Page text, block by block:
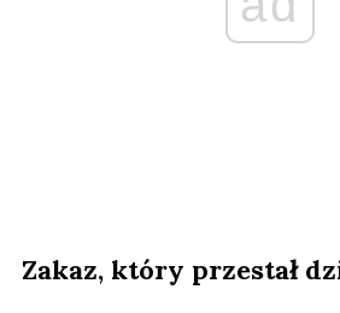
Zakaz, który przestał